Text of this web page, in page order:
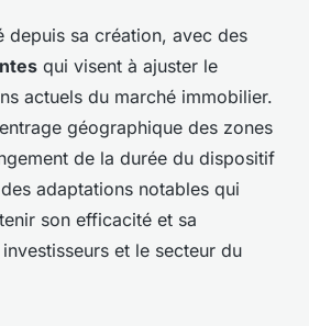
depuis sa création, avec des
qui visent à ajuster le
actuels du marché immobilier.
géographique des zones
de la durée du dispositif
adaptations notables qui
son efficacité et sa
et le secteur du